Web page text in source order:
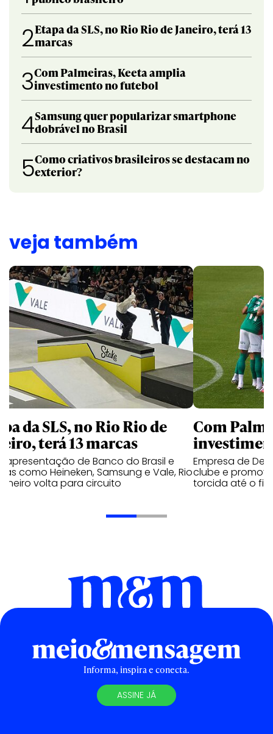
2Etapa da SLS, no Rio Rio de Janeiro, terá 13
marcas
3Com Palmeiras, Keeta amplia
investimento no futebol
4Samsung quer popularizar smartphone
dobrável no Brasil
5Como criativos brasileiros se destacam no
exterior?
veja também
da SLS, no Rio Rio de
terá 13 marcas
apresentação de Banco do Brasil e
como Heineken, Samsung e Vale, Rio
volta para circuito
Com
Empresa de
clube e
torcida até o
Informa, inspira e conecta.
ASSINE JÁ